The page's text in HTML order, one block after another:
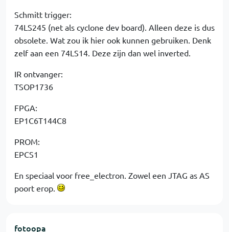
Schmitt trigger:
74LS245 (net als cyclone dev board). Alleen deze is dus
obsolete. Wat zou ik hier ook kunnen gebruiken. Denk
zelf aan een 74LS14. Deze zijn dan wel inverted.
IR ontvanger:
TSOP1736
FPGA:
EP1C6T144C8
PROM:
EPCS1
En speciaal voor free_electron. Zowel een JTAG as AS
poort erop.
fotoopa